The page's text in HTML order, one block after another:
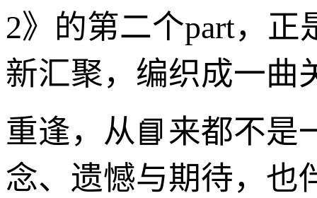
2》的第二个part，
新汇聚，编织成一曲
重逢，从📘来都不是
念、遗憾与期待，也